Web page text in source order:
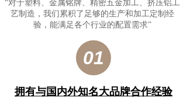
拥有与国内外知名大品牌合作经验
“对于塑料、金属铭牌、精密五金加工、挤压铝工
艺制造，我们累积了足够的生产和加工定制经
验，能满足各个行业的配置需求”
01